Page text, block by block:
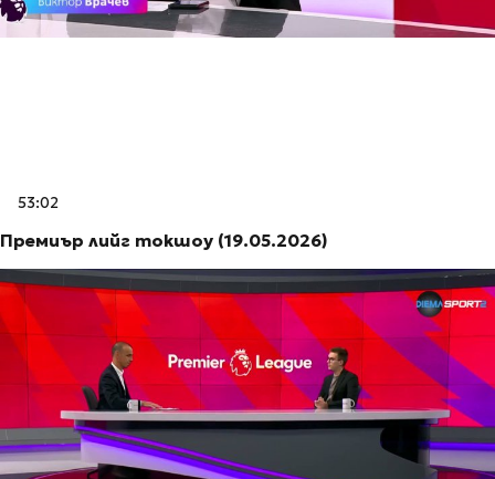
53:02
Премиър лийг токшоу (19.05.2026)